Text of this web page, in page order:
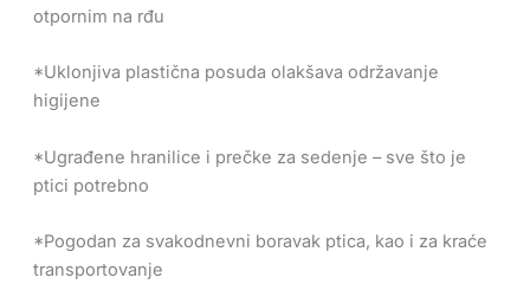
otpornim na rđu
*Uklonjiva plastična posuda olakšava održavanje
higijene
*Ugrađene hranilice i prečke za sedenje – sve što je
ptici potrebno
*Pogodan za svakodnevni boravak ptica, kao i za kraće
transportovanje